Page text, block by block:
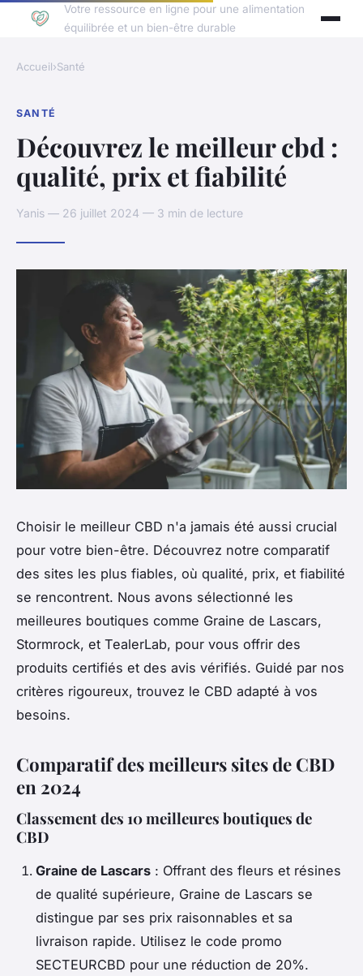
Votre ressource en ligne pour une alimentation
équilibrée et un bien-être durable
Accueil›Santé
SANTÉ
Découvrez le meilleur cbd :
qualité, prix et fiabilité
Yanis — 26 juillet 2024 — 3 min de lecture
Choisir le meilleur CBD n'a jamais été aussi crucial
pour votre bien-être. Découvrez notre comparatif
des sites les plus fiables, où qualité, prix, et fiabilité
se rencontrent. Nous avons sélectionné les
meilleures boutiques comme Graine de Lascars,
Stormrock, et TealerLab, pour vous offrir des
produits certifiés et des avis vérifiés. Guidé par nos
critères rigoureux, trouvez le CBD adapté à vos
besoins.
Comparatif des meilleurs sites de CBD
en 2024
Classement des 10 meilleures boutiques de
CBD
Graine de Lascars : Offrant des fleurs et résines
de qualité supérieure, Graine de Lascars se
distingue par ses prix raisonnables et sa
livraison rapide. Utilisez le code promo
SECTEURCBD pour une réduction de 20%.